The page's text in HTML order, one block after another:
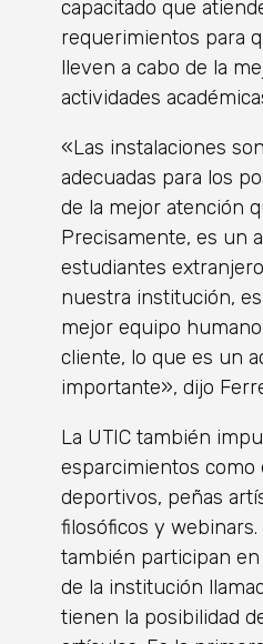
capacitado que
requerimientos para
lleven a cabo de la
actividades
«Las instalaciones
adecuadas para los
de la mejor atención
Precisamente, es un
estudiantes
nuestra institución,
mejor equipo
cliente, lo que es un
importante», dijo
La UTIC también
esparcimientos como
deportivos, peñas
filosóficos y
también participan
de la institución
tienen la posibilidad